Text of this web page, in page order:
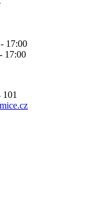
17:00
17:00